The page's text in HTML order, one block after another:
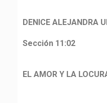
DENICE ALEJANDRA
Sección 11:02
EL AMOR Y LA